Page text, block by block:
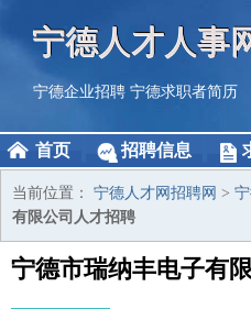
宁德人才人事
宁德企业招聘 宁德求职者简历
首页 招聘信息
当前位置： 宁德人才网招聘网 >
有限公司人才招聘
宁德市瑞纳丰电子有